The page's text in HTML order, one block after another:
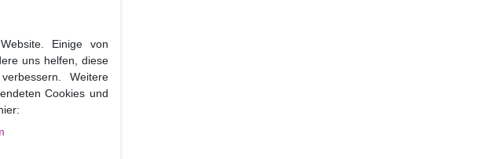
Einige von
uns helfen, diese
Weitere
Cookies und